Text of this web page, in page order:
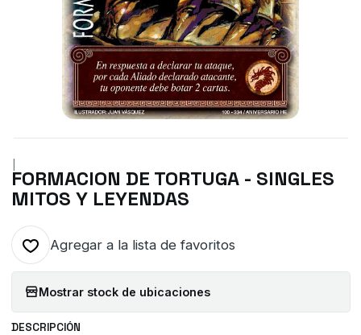
|
FORMACION DE TORTUGA - SINGLES
MITOS Y LEYENDAS
Agregar a la lista de favoritos
Mostrar stock de ubicaciones
DESCRIPCIÓN